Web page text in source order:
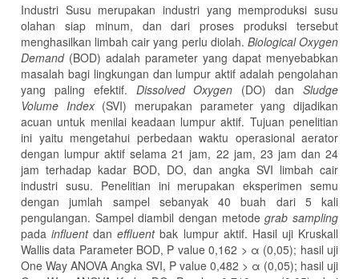
Industri Susu merupakan industri yang memproduksi susu
olahan siap minum, dan dari proses produksi tersebut
menghasilkan limbah cair yang perlu diolah. Biological Oxygen
Demand(BOD) adalah parameter yang dapat menyebabkan
masalah bagi lingkungan dan lumpur aktif adalah pengolahan
yang paling efektif. Dissolved Oxygen (DO) danSludge
Volume Index (SVI) merupakan parameter yang dijadikan
acuan untuk menilai keadaan lumpur aktif. Tujuan penelitian
ini yaitu mengetahui perbedaan waktu operasional aerator
dengan lumpur aktif selama 21 jam, 22 jam, 23 jam dan 24
jam terhadap kadar BOD, DO, dan angka SVI limbah cair
industri susu. Penelitian ini merupakan eksperimen semu
dengan jumlah sampel sebanyak 40 buah dari 5 kali
pengulangan. Sampel diambil dengan metodegrab sampling
padainfluentdaneffluentbak lumpur aktif. Hasil uji Kruskall
Wallis data Parameter BOD, P value 0,162 > α (0,05); hasil uji
One Way ANOVA Angka SVI, P value 0,482 > α (0,05); hasil uji